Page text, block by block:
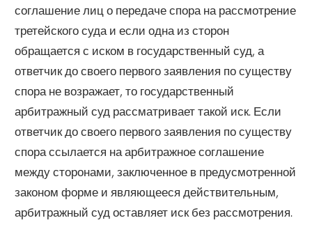
соглашение лиц о передаче спора на рассмотрение
третейского суда и если одна из сторон
обращается с иском в государственный суд, а
ответчик до своего первого заявления по существу
спора не возражает, то государственный
арбитражный суд рассматривает такой иск. Если
ответчик до своего первого заявления по существу
спора ссылается на арбитражное соглашение
между сторонами, заключенное в предусмотренной
законом форме и являющееся действительным,
арбитражный суд оставляет иск без рассмотрения.